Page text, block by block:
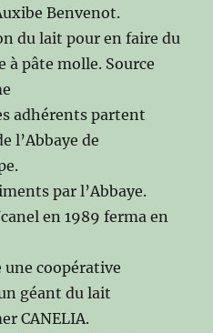
Benvenot.
du lait pour en faire du
à pâte molle. Source
adhérents partent
l’Abbaye de
par l’Abbaye.
en 1989 ferma en
une coopérative
géant du lait
CANELIA.